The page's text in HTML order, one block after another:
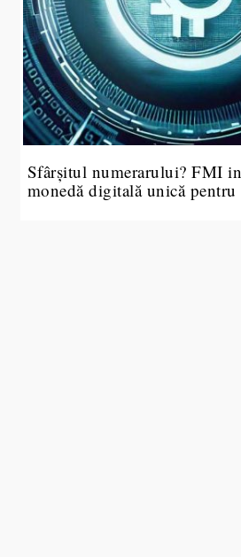
Sfârșitul numerarului? FMI
monedă digitală unică pentru